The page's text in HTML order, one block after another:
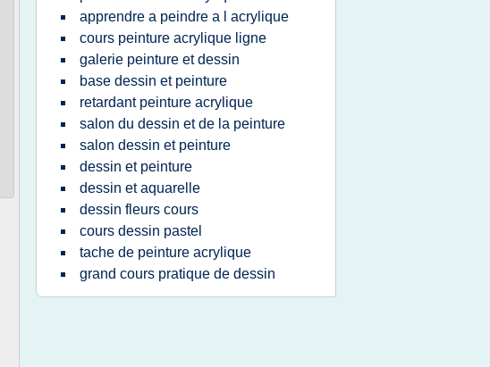
apprendre a peindre a l acrylique
cours peinture acrylique ligne
galerie peinture et dessin
base dessin et peinture
retardant peinture acrylique
salon du dessin et de la peinture
salon dessin et peinture
dessin et peinture
dessin et aquarelle
dessin fleurs cours
cours dessin pastel
tache de peinture acrylique
grand cours pratique de dessin